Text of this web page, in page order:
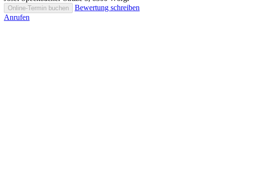
Online-Termin buchen
Bewertung schreiben
Anrufen